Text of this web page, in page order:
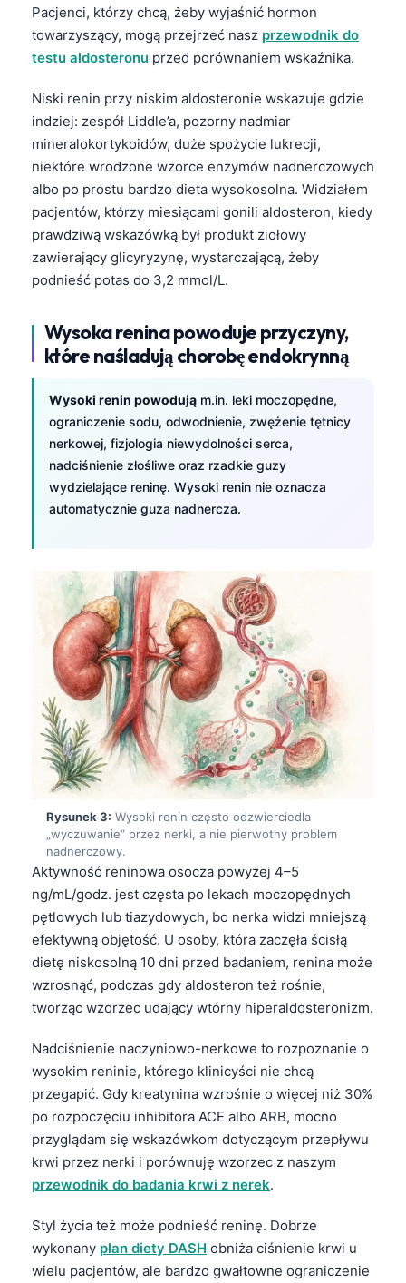
Pacjenci, którzy chcą, żeby wyjaśnić hormon
towarzyszący, mogą przejrzeć nasz przewodnik do
testu aldosteronu przed porównaniem wskaźnika.
Niski renin przy niskim aldosteronie wskazuje gdzie
indziej: zespół Liddle’a, pozorny nadmiar
mineralokortykoidów, duże spożycie lukrecji,
niektóre wrodzone wzorce enzymów nadnerczowych
albo po prostu bardzo dieta wysokosolna. Widziałem
pacjentów, którzy miesiącami gonili aldosteron, kiedy
prawdziwą wskazówką był produkt ziołowy
zawierający glicyryzynę, wystarczającą, żeby
podnieść potas do 3,2 mmol/L.
Wysoka renina powoduje przyczyny,
które naśladują chorobę endokrynną
Wysoki renin powodują m.in. leki moczopędne,
ograniczenie sodu, odwodnienie, zwężenie tętnicy
nerkowej, fizjologia niewydolności serca,
nadciśnienie złośliwe oraz rzadkie guzy
wydzielające reninę. Wysoki renin nie oznacza
automatycznie guza nadnercza.
Rysunek 3: Wysoki renin często odzwierciedla
„wyczuwanie” przez nerki, a nie pierwotny problem
nadnerczowy.
Aktywność reninowa osocza powyżej 4–5
ng/mL/godz. jest częsta po lekach moczopędnych
pętlowych lub tiazydowych, bo nerka widzi mniejszą
efektywną objętość. U osoby, która zaczęła ścisłą
dietę niskosolną 10 dni przed badaniem, renina może
wzrosnąć, podczas gdy aldosteron też rośnie,
tworząc wzorzec udający wtórny hiperaldosteronizm.
Nadciśnienie naczyniowo-nerkowe to rozpoznanie o
wysokim reninie, którego klinicyści nie chcą
przegapić. Gdy kreatynina wzrośnie o więcej niż 30%
po rozpoczęciu inhibitora ACE albo ARB, mocno
przyglądam się wskazówkom dotyczącym przepływu
krwi przez nerki i porównuję wzorzec z naszym
przewodnik do badania krwi z nerek.
Styl życia też może podnieść reninę. Dobrze
wykonany plan diety DASH obniża ciśnienie krwi u
wielu pacjentów, ale bardzo gwałtowne ograniczenie